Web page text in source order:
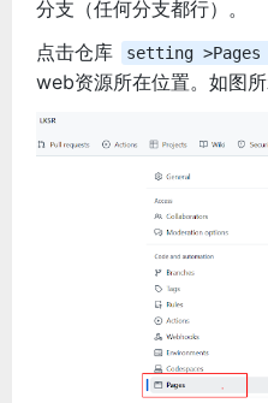
分支（任何分支都行）。
点击仓库
setting >Pages
web资源所在位置。如图所